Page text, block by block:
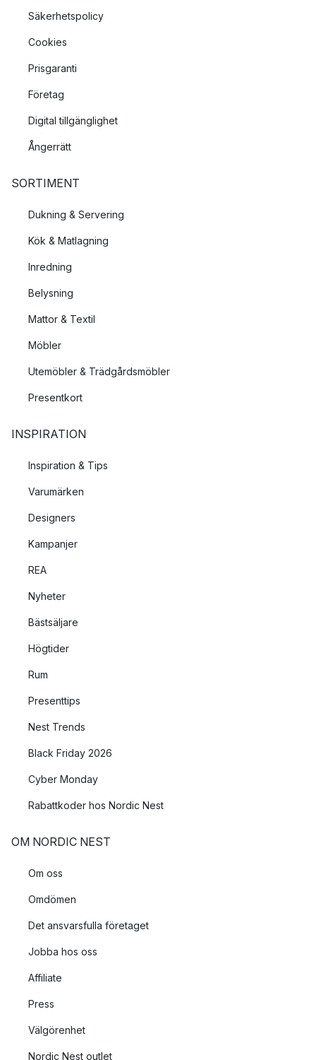
Säkerhetspolicy
Cookies
Prisgaranti
Företag
Digital tillgänglighet
Ångerrätt
SORTIMENT
Dukning & Servering
Kök & Matlagning
Inredning
Belysning
Mattor & Textil
Möbler
Utemöbler & Trädgårdsmöbler
Presentkort
INSPIRATION
Inspiration & Tips
Varumärken
Designers
Kampanjer
REA
Nyheter
Bästsäljare
Högtider
Rum
Presenttips
Nest Trends
Black Friday 2026
Cyber Monday
Rabattkoder hos Nordic Nest
OM NORDIC NEST
Om oss
Omdömen
Det ansvarsfulla företaget
Jobba hos oss
Affiliate
Press
Välgörenhet
Nordic Nest outlet